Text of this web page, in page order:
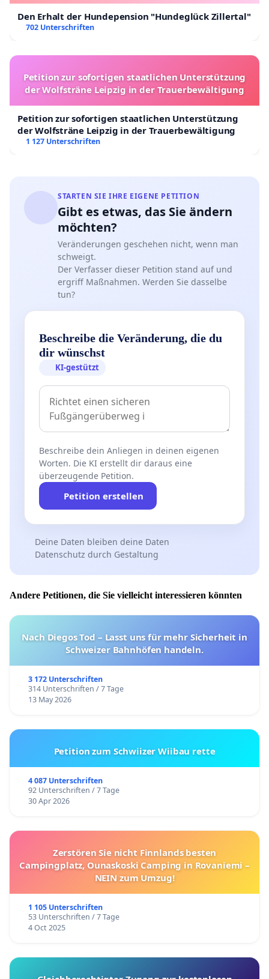
Den Erhalt der Hundepension "Hundeglück Zillertal"
702 Unterschriften
Petition zur sofortigen staatlichen Unterstützung
der Wolfsträne Leipzig in der Trauerbewältigung
Petition zur sofortigen staatlichen Unterstützung
der Wolfsträne Leipzig in der Trauerbewältigung
1 127 Unterschriften
STARTEN SIE IHRE EIGENE PETITION
Gibt es etwas, das Sie ändern
möchten?
Veränderungen geschehen nicht, wenn man
schweigt.
Der Verfasser dieser Petition stand auf und
ergriff Maßnahmen. Werden Sie dasselbe
tun?
Beschreibe die Veränderung, die du
dir wünschst
KI-gestützt
Beschreibe dein Anliegen in deinen eigenen
Worten. Die KI erstellt dir daraus eine
überzeugende Petition.
Petition erstellen
Deine Daten bleiben deine Daten
Datenschutz durch Gestaltung
Andere Petitionen, die Sie vielleicht interessieren könnten
Nach Diegos Tod – Lasst uns für mehr Sicherheit in
Schweizer Bahnhöfen handeln.
3 172 Unterschriften
314 Unterschriften / 7 Tage
13 May 2026
Petition zum Schwiizer Wiibau rette
4 087 Unterschriften
92 Unterschriften / 7 Tage
30 Apr 2026
Zerstören Sie nicht Finnlands besten
Campingplatz, Ounaskoski Camping in Rovaniemi –
NEIN zum Umzug!
1 105 Unterschriften
53 Unterschriften / 7 Tage
4 Oct 2025